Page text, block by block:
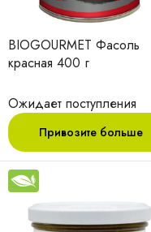
BIOGOURMET Фасоль
красная 400 г
Ожидает поступления
Привозите больше